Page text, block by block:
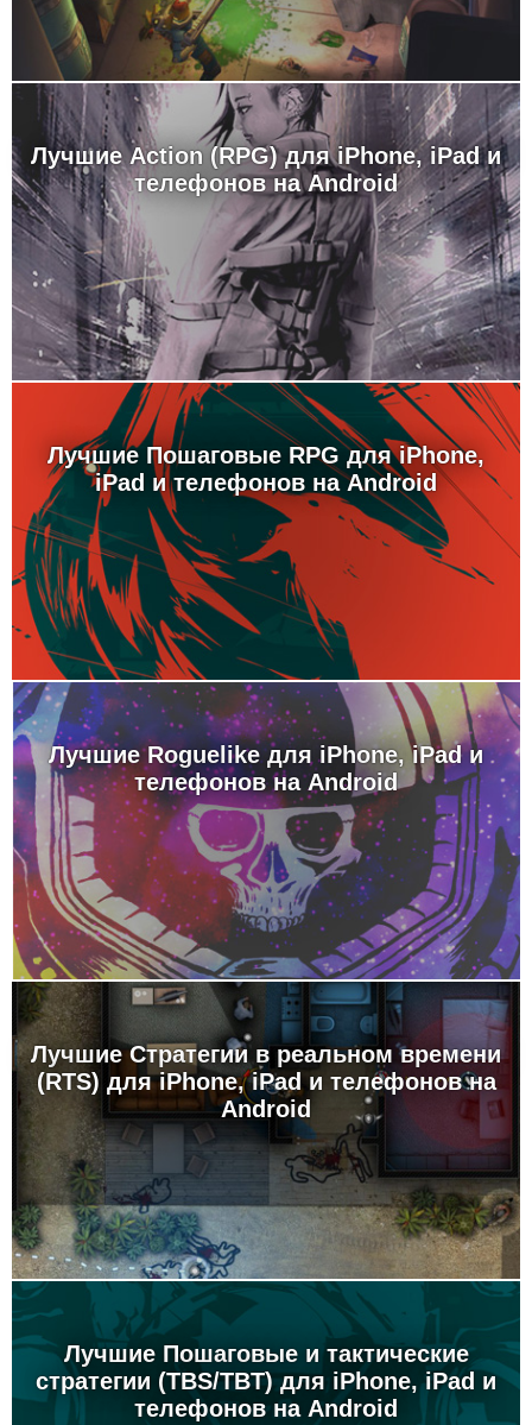
Лучшие Action (RPG) для iPhone, iPad и
телефонов на Android
Лучшие Пошаговые RPG для iPhone,
iPad и телефонов на Android
Лучшие Roguelike для iPhone, iPad и
телефонов на Android
Лучшие Стратегии в реальном времени
(RTS) для iPhone, iPad и телефонов на
Android
Лучшие Пошаговые и тактические
стратегии (TBS/TBT) для iPhone, iPad и
телефонов на Android